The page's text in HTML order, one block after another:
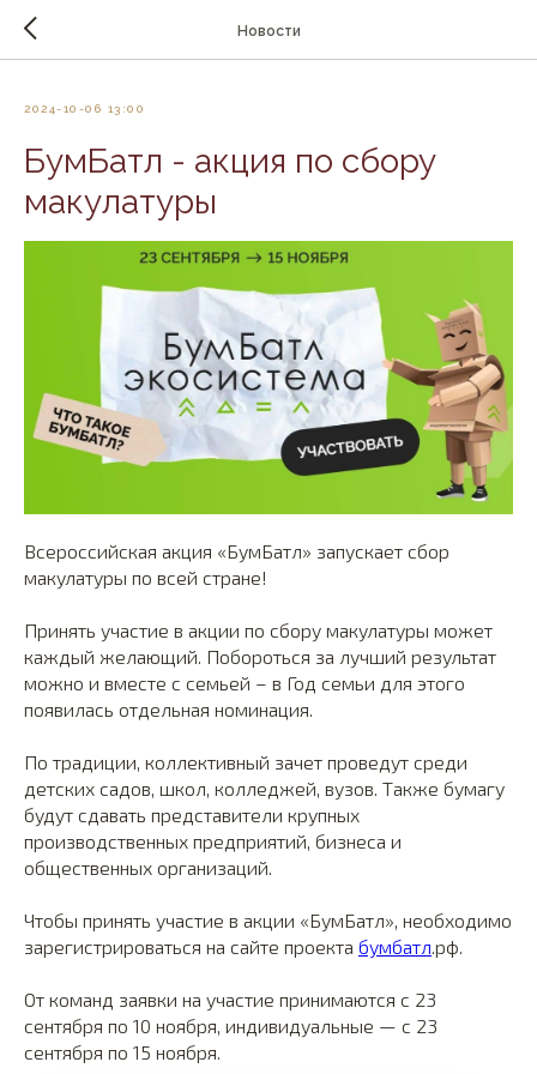
Новости
2024-10-06 13:00
БумБатл - акция по сбору
макулатуры
Всероссийская акция «БумБатл» запускает сбор
макулатуры по всей стране!
Принять участие в акции по сбору макулатуры может
каждый желающий. Побороться за лучший результат
можно и вместе с семьей – в Год семьи для этого
появилась отдельная номинация.
По традиции, коллективный зачет проведут среди
детских садов, школ, колледжей, вузов. Также бумагу
будут сдавать представители крупных
производственных предприятий, бизнеса и
общественных организаций.
Чтобы принять участие в акции «БумБатл», необходимо
зарегистрироваться на сайте проекта бумбатл .рф.
От команд заявки на участие принимаются с 23
сентября по 10 ноября, индивидуальные — с 23
сентября по 15 ноября.